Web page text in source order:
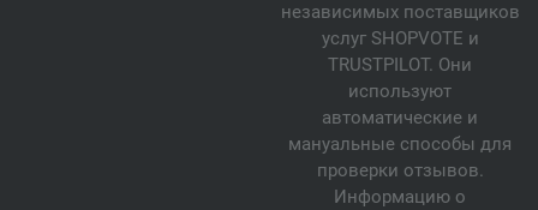
независимых поставщиков
услуг SHOPVOTE и
TRUSTPILOT. Они
используют
автоматические и
мануальные способы для
проверки отзывов.
Информацию о